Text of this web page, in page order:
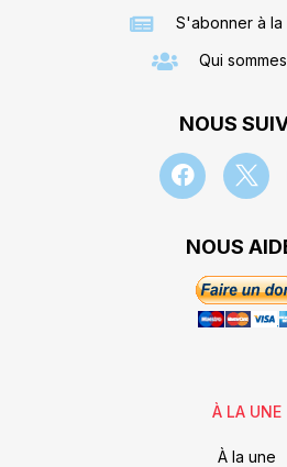
S'abonner à la
Qui
NOUS
NOUS
À LA UNE
À la une